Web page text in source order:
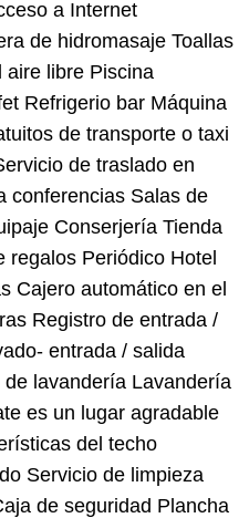
a Internet
de hidromasaje Toallas
aire libre Piscina
Refrigerio bar Máquina
de transporte o taxi
de traslado en
conferencias Salas de
Conserjería Tienda
regalos Periódico Hotel
Cajero automático en el
Registro de entrada /
entrada / salida
lavandería Lavandería
es un lugar agradable
del techo
Servicio de limpieza
de seguridad Plancha